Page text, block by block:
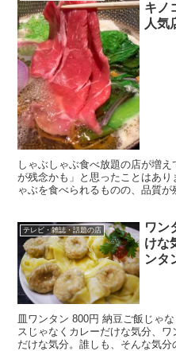
キノ
人気
しゃぶしゃぶ食べ放題の店が増
が残念かも」と思ったことはあ
ゃぶを食べられるものの、品質
テレビ・雑誌・話題の店
ワン
けな
ンタ
皿ワンタン 800円 納豆ご飯じゃ
スじゃなくカレーだけな気分、
だけな気分。誰しも、そんな気分